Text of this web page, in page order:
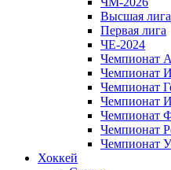
Высшая лига
Первая лига
ЧЕ-2024
Чемпионат
Чемпионат
Чемпионат
Чемпионат
Чемпионат
Чемпионат
Чемпионат
Хоккей